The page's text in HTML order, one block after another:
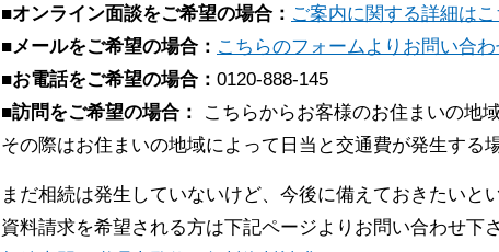
■オンライン面談をご希望の場合： ご案内に関する詳細はこ
■メールをご希望の場合： こちらのフォームよりお問い合わ
■お電話をご希望の場合： 0120-888-145
■訪問をご希望の場合：
こちらからお客様のお住まいの地
その際はお住まいの地域によって日当と交通費が発生する
まだ相続は発生していないけど、今後に備えておきたいと
資料請求を希望される方は下記ページよりお問い合わせ下さ